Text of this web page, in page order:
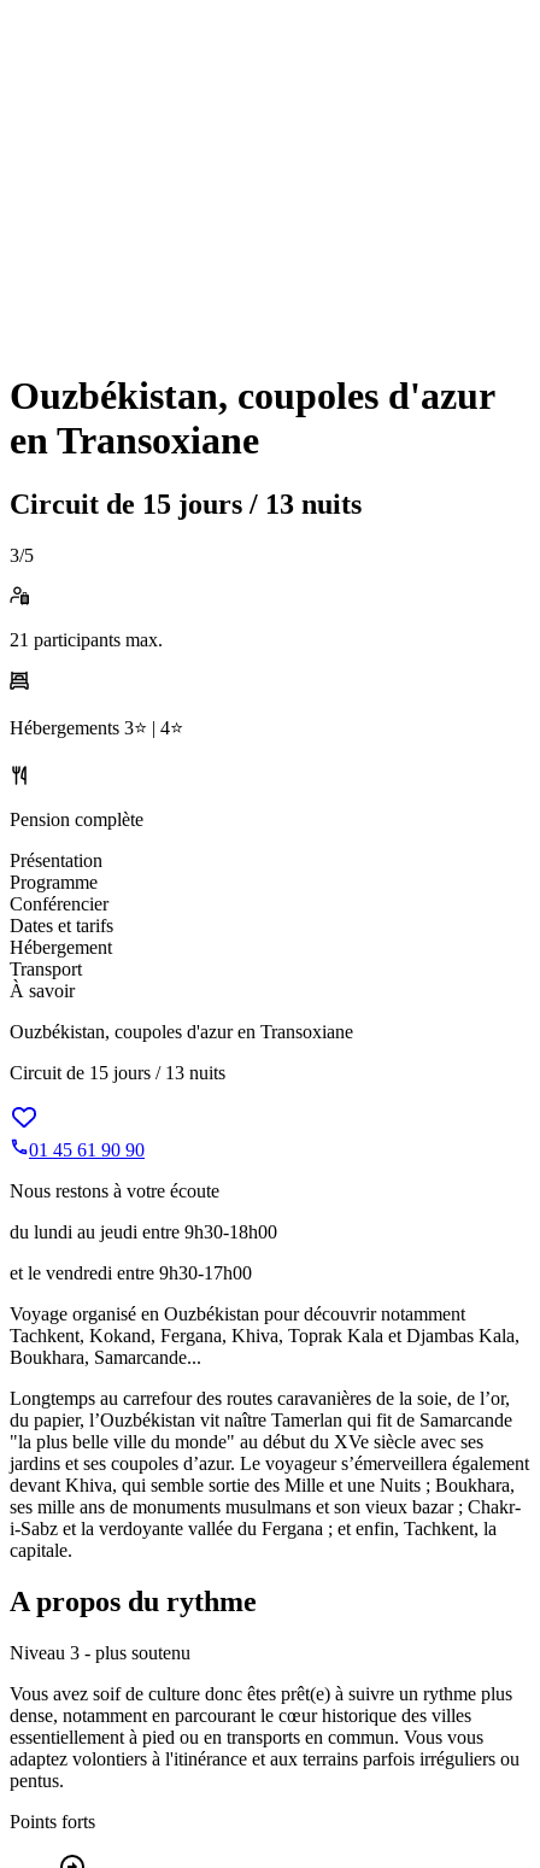
Ouzbékistan, coupoles d'azur
en Transoxiane
Circuit de 15 jours / 13 nuits
3/5
21 participants max.
Hébergements 3⭐️ | 4⭐️
Pension complète
Présentation
Programme
Conférencier
Dates et tarifs
Hébergement
Transport
À savoir
Ouzbékistan, coupoles d'azur en Transoxiane
Circuit de 15 jours / 13 nuits
01 45 61 90 90
Nous restons à votre écoute
du lundi au jeudi entre 9h30-18h00
et le vendredi entre 9h30-17h00
Voyage organisé en Ouzbékistan pour découvrir notamment
Tachkent, Kokand, Fergana, Khiva, Toprak Kala et Djambas Kala,
Boukhara, Samarcande...
Longtemps au carrefour des routes caravanières de la soie, de l’or,
du papier, l’Ouzbékistan vit naître Tamerlan qui fit de Samarcande
"la plus belle ville du monde" au début du XVe siècle avec ses
jardins et ses coupoles d’azur. Le voyageur s’émerveillera également
devant Khiva, qui semble sortie des Mille et une Nuits ; Boukhara,
ses mille ans de monuments musulmans et son vieux bazar ; Chakr-
i-Sabz et la verdoyante vallée du Fergana ; et enfin, Tachkent, la
capitale.
A propos du rythme
Niveau 3 - plus soutenu
Vous avez soif de culture donc êtes prêt(e) à suivre un rythme plus
dense, notamment en parcourant le cœur historique des villes
essentiellement à pied ou en transports en commun. Vous vous
adaptez volontiers à l'itinérance et aux terrains parfois irréguliers ou
pentus.
Points forts